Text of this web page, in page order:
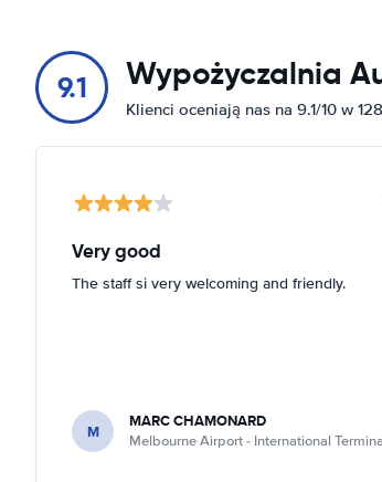
9.1 Wypożyczalnia
Klienci oceniają nas na 9.1/10 w
Very good
The staff si very welcoming and friendly.
M MARC CHAMONARD
Melbourne Airport - International